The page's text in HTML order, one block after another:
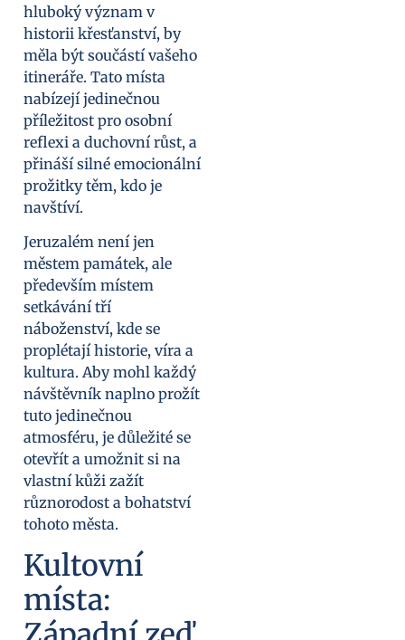
hluboký význam v
historii křesťanství, by
měla být součástí vašeho
itineráře. Tato místa
nabízejí jedinečnou
příležitost pro osobní
reflexi a duchovní růst, a
přináší silné emocionální
prožitky těm, kdo je
navštíví.
Jeruzalém není jen
městem památek, ale
především místem
setkávání tří
náboženství, kde se
proplétají historie, víra a
kultura. Aby mohl každý
návštěvník naplno prožít
tuto jedinečnou
atmosféru, je důležité se
otevřít a umožnit si na
vlastní kůži zažít
různorodost a bohatství
tohoto města.
Kultovní
místa: